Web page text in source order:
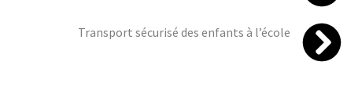
Transport sécurisé des enfants à l’école